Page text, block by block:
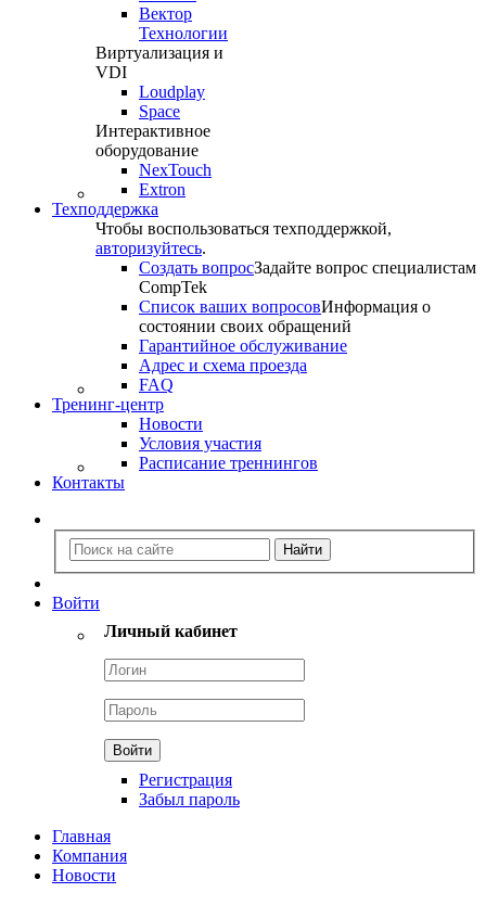
Вектор
Технологии
Виртуализация и
VDI
Loudplay
Space
Интерактивное
оборудование
NexTouch
Extron
Техподдержка
Чтобы воспользоваться техподдержкой,
авторизуйтесь.
Создать вопросЗадайте вопрос специалистам
CompTek
Список ваших вопросовИнформация о
состоянии своих обращений
Гарантийное обслуживание
Адрес и схема проезда
FAQ
Тренинг-центр
Новости
Условия участия
Расписание треннингов
Контакты
Войти
Личный кабинет
Регистрация
Забыл пароль
Главная
Компания
Новости